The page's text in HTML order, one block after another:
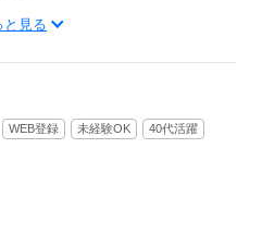
マ時間を生かしたい」
さいね◎
と見る
WEB登録 未経験OK
40代活躍